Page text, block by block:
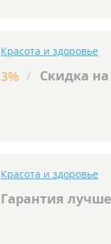
Красота и здоровье
3% / Скидка на
Красота и здоровье
Гарантия